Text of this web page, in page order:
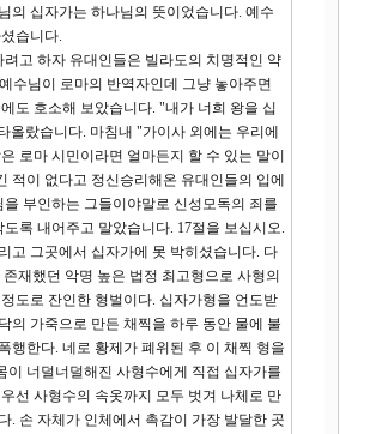
의 십자가는 하나님의 뜻이었습니다. 예수
습니다.
고 하자 유대인들은 빌라도의 치명적인 약
수님이 로마의 반역자인데 그냥 놓아주면
도 호소해 보았습니다. "내가 너희 왕을 십
랐습니다. 마침내 "가이사 외에는 우리에
로마 시민이라면 얼마든지 할 수 있는 말이
적이 없다고 정신승리해온 유대인들의 입에
부인하는 그들이야말로 신성모독의 죄를
록 내어주고 말았습니다. 17절을 보십시오.
고 그곳에서 십자가에 못 박히셨습니다. 다
재했던 악명 높은 법정 최고형으로 사형의
도로 잔인한 형벌이다. 십자가형을 언도받
의 가죽으로 만든 채찍을 하루 동안 물에 불
행한다. 네로 황제가 폐위된 후 이 채찍 형을
너덜너덜해진 사형수에게 직접 십자가를
선 사형수의 속옷까지 모두 벗겨 나체로 만
. 손 자체가 인체에서 촉감이 가장 발달한 곳